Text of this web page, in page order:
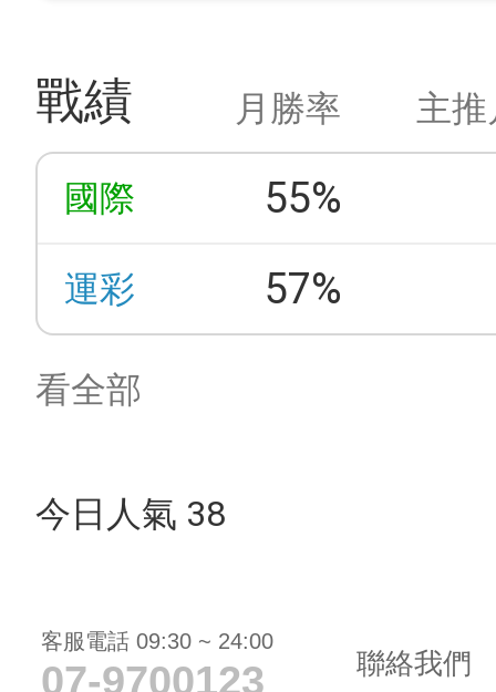
戰績 月勝率 主
國際 55%
運彩 57%
看全部
今日人氣 38
客服電話 09:30 ~ 24:00
07-9700123 聯絡我們